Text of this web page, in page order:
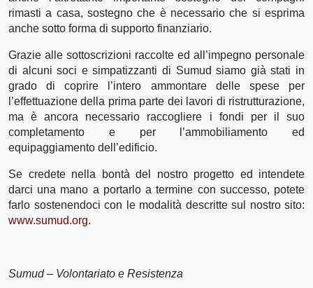
rimasti a casa, sostegno che è necessario che si esprima
anche sotto forma di supporto finanziario.
Grazie alle sottoscrizioni raccolte ed all’impegno personale
di alcuni soci e simpatizzanti di Sumud siamo già stati in
grado di coprire l’intero ammontare delle spese per
l’effettuazione della prima parte dei lavori di ristrutturazione,
ma è ancora necessario raccogliere i fondi per il suo
completamento e per l’ammobiliamento ed
equipaggiamento dell’edificio.
Se credete nella bontà del nostro progetto ed intendete
darci una mano a portarlo a termine con successo, potete
farlo sostenendoci con le modalità descritte sul nostro sito:
www.sumud.org.
Sumud – Volontariato e Resistenza